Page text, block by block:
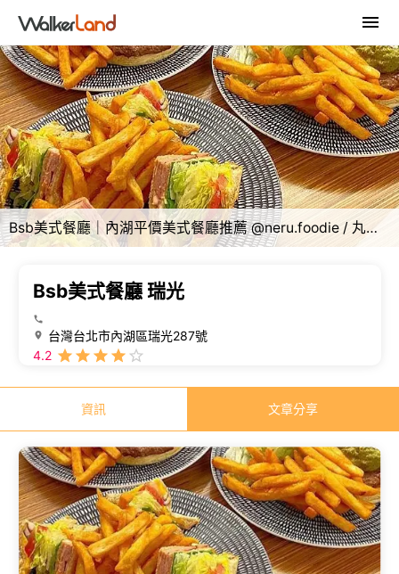
Bsb美式餐廳｜內湖平價美式餐廳推薦 @neru.foodie / 丸の良食
Bsb美式餐廳 瑞光
台灣台北市內湖區瑞光287號
4.2
資訊 文章分享